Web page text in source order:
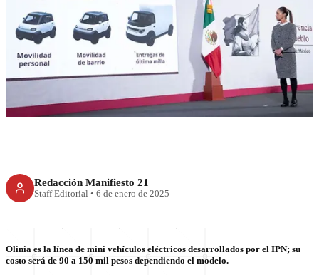
Nace Olinia, línea mexicana de
mini vehículos eléctricos y
baratos
Redacción Manifiesto 21
Staff Editorial • 6 de enero de 2025
Olinia es la línea de mini vehículos eléctricos desarrollados por el IPN; su
costo será de 90 a 150 mil pesos dependiendo el modelo.